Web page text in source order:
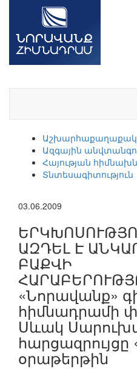
Ազգային
Հայության
Տնտեսագիտություն
03.06.2009
ԱԶԴԵԼ Է
ԲԱՔՎԻ
«Նորավանք»
հիմնադրամի
Սևակ
օրաթերթին